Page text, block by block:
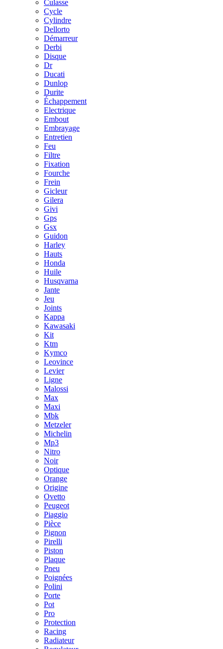
Culasse
Cycle
Cylindre
Dellorto
Démarreur
Derbi
Disque
Dr
Ducati
Dunlop
Durite
Échappement
Electrique
Embout
Embrayage
Entretien
Feu
Filtre
Fixation
Fourche
Frein
Gicleur
Gilera
Givi
Gps
Gsx
Guidon
Harley
Hauts
Honda
Huile
Husqvarna
Jante
Jeu
Joints
Kappa
Kawasaki
Kit
Ktm
Kymco
Leovince
Levier
Ligne
Malossi
Max
Maxi
Mbk
Metzeler
Michelin
Mp3
Nitro
Noir
Optique
Orange
Origine
Ovetto
Peugeot
Piaggio
Pièce
Pignon
Pirelli
Piston
Plaque
Pneu
Poignées
Polini
Porte
Pot
Pro
Protection
Racing
Radiateur